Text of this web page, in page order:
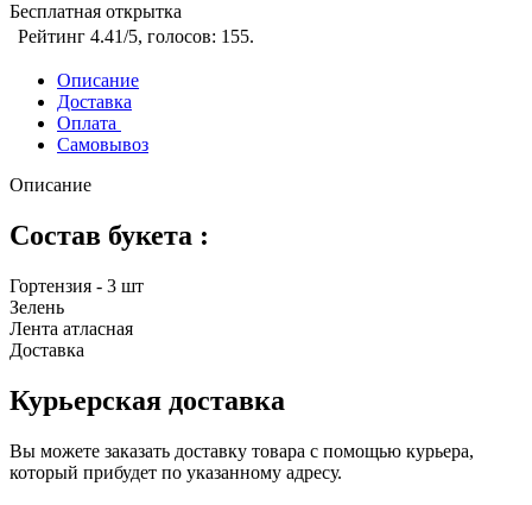
Бесплатная открытка
Рейтинг 4.41/5, голосов: 155.
Описание
Доставка
Оплата
Самовывоз
Описание
Состав букета :
Гортензия - 3 шт
Зелень
Лента атласная
Доставка
Курьерская доставка
Вы можете заказать доставку товара с помощью курьера,
который прибудет по указанному адресу.